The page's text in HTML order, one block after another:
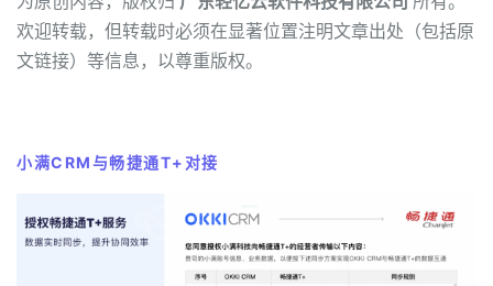
欢迎转载，但转载时必须在显著位置注明文章出处（包括原
文链接）等信息，以尊重版权。
小满CRM与畅捷通T+对接